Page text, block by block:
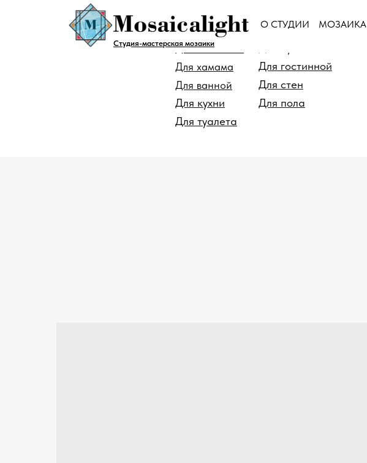
МОЗАИКА
О СТУДИИ
Студия-мастерская мозаики
Для кухни
Для туалета
Для гостинной
Для стен
Для пола
Для хамама
Для ванной
Для бассейна
Для помещения